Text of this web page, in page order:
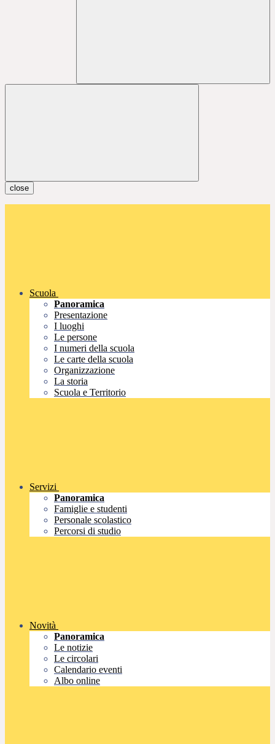
close
Scuola
Panoramica
Presentazione
I luoghi
Le persone
I numeri della scuola
Le carte della scuola
Organizzazione
La storia
Scuola e Territorio
Servizi
Panoramica
Famiglie e studenti
Personale scolastico
Percorsi di studio
Novità
Panoramica
Le notizie
Le circolari
Calendario eventi
Albo online